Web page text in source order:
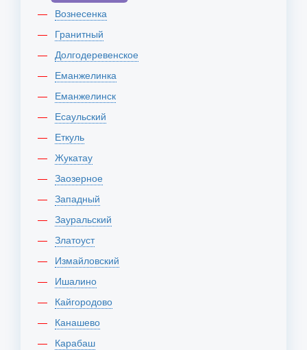
Вознесенка
Гранитный
Долгодеревенское
Еманжелинка
Еманжелинск
Есаульский
Еткуль
Жукатау
Заозерное
Западный
Зауральский
Златоуст
Измайловский
Ишалино
Кайгородово
Канашево
Карабаш